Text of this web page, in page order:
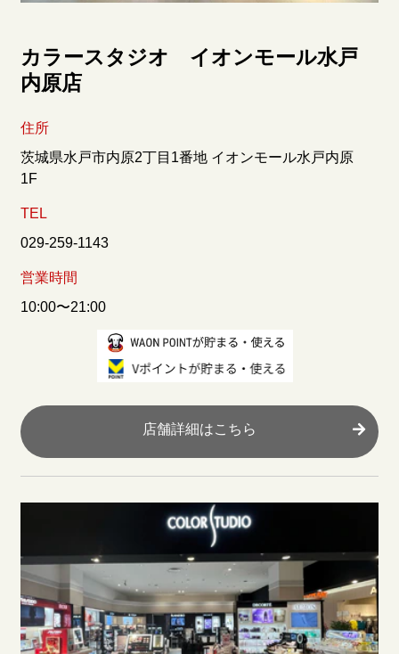
カラースタジオ イオンモール水戸
内原店
住所
茨城県水戸市内原2丁目1番地 イオンモール水戸内原
1F
TEL
029-259-1143
営業時間
10:00〜21:00
店舗詳細はこちら